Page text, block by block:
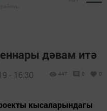
дәвам итә
- 16:30 447 0 0
кысаларындагы